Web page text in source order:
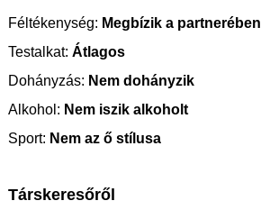
Féltékenység: Megbízik a partnerében
Testalkat: Átlagos
Dohányzás: Nem dohányzik
Alkohol: Nem iszik alkoholt
Sport: Nem az ő stílusa
Társkeresőről